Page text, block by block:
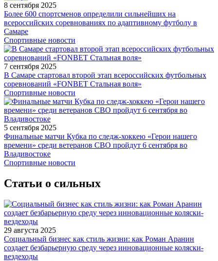
8 сентября 2025
Более 600 спортсменов определили сильнейших на
всероссийских соревнованиях по адаптивному футболу в
Самаре
Спортивные новости
7 сентября 2025
В Самаре стартовал второй этап всероссийских футбольных
соревнований «FONBET Стальная воля»
Спортивные новости
5 сентября 2025
Финальные матчи Кубка по следж-хоккею «Герои нашего
времени» среди ветеранов СВО пройдут 6 сентября во
Владивостоке
Спортивные новости
Статьи о сильных
29 августа 2025
Социальный бизнес как стиль жизни: как Роман Аранин
создает безбарьерную среду через инновационные коляски-
вездеходы